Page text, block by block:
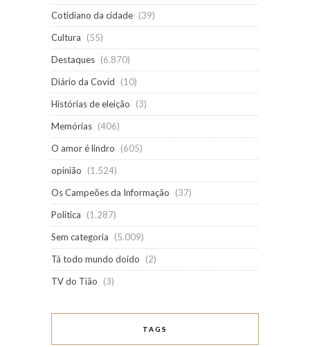
Cotidiano da cidade (39)
Cultura
(55)
Destaques (6.870)
Diário da Covid
(10)
Histórias de eleição
(3)
Memórias (406)
O amor é lindro
(605)
opinião
(1.524)
Os Campeões da Informação
(37)
Política
(1.287)
Sem categoria
(5.009)
Tá todo mundo doido
(2)
TV do Tião
(3)
TAGS